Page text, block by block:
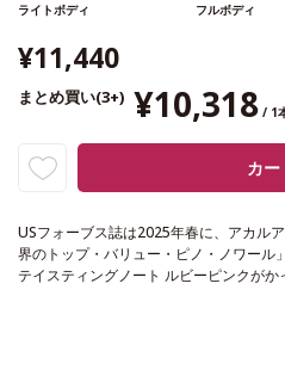
ライトボディ フルボディ
¥11,440
まとめ買い(3+) ¥10,318/ 1
カー
USフォーブス誌は2025年春に、アカル
界のトップ・バリュー・ピノ・ノワール
テイスティングノート ルビーピンクがか